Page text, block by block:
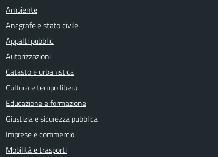
Ambiente
Anagrafe e stato civile
Appalti pubblici
Autorizzazioni
Catasto e urbanistica
Cultura e tempo libero
Educazione e formazione
Giustizia e sicurezza pubblica
Imprese e commercio
Mobilità e trasporti